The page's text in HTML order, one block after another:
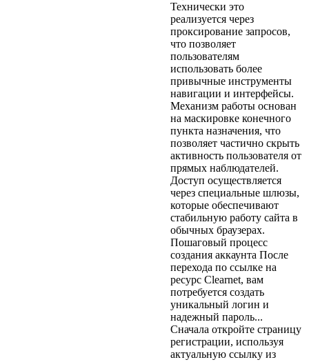
Технически это
реализуется через
проксирование запросов,
что позволяет
пользователям
использовать более
привычные инструменты
навигации и интерфейсы.
Механизм работы основан
на маскировке конечного
пункта назначения, что
позволяет частично скрыть
активность пользователя от
прямых наблюдателей.
Доступ осуществляется
через специальные шлюзы,
которые обеспечивают
стабильную работу сайта в
обычных браузерах.
Пошаговый процесс
создания аккаунта После
перехода по ссылке на
ресурс Clearnet, вам
потребуется создать
уникальный логин и
надежный пароль...
Сначала откройте страницу
регистрации, используя
актуальную ссылку из